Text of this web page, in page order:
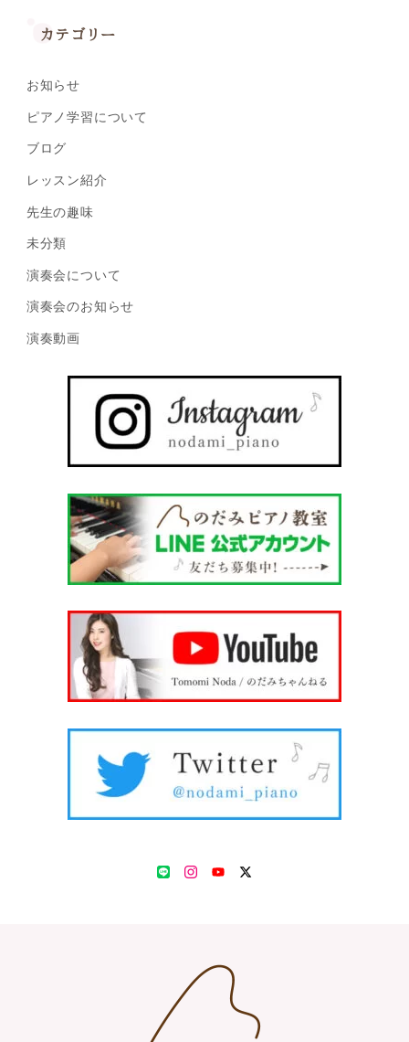
カテゴリー
お知らせ
ピアノ学習について
ブログ
レッスン紹介
先生の趣味
未分類
演奏会について
演奏会のお知らせ
演奏動画
LINEInstagram
YouTube